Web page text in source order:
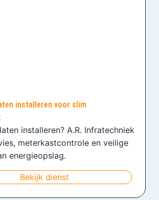
installeren voor slim
installeren? A.R. Infratechniek
meterkastcontrole en veilige
energieopslag.
Bekijk dienst